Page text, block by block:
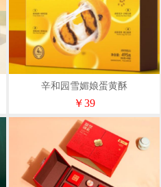
辛和园雪媚娘蛋黄酥
￥39